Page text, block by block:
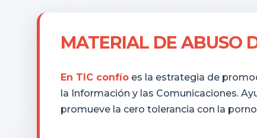
MATERIAL DE ABUSO
En TIC confío es la estrategia de
la Información y las Comunicaciones.
promueve la cero tolerancia con la